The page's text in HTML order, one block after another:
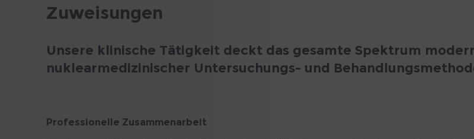
Zuweisungen
Unsere klinische Tätigkeit deckt das gesamte Spektrum
nuklearmedizinischer Untersuchungs- und
Professionelle Zusammenarbeit